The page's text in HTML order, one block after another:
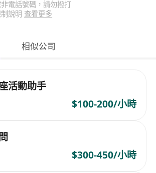
電話號碼，請勿撥打
說明 查看更多
相似公司
活動助手
$100-200/小時
$300-450/小時